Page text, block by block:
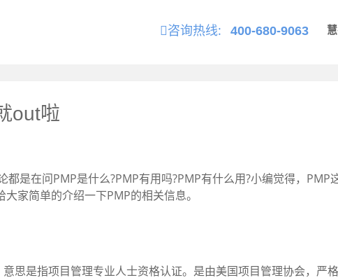
咨询热线: 400-680-9063
out啦
都是在问PMP是什么?PMP有用吗?PMP有什么用?小编觉得，PMP
家简单的介绍一下PMP的相关信息。
是指项目管理专业人士资格认证。是由美国项目管理协会，严